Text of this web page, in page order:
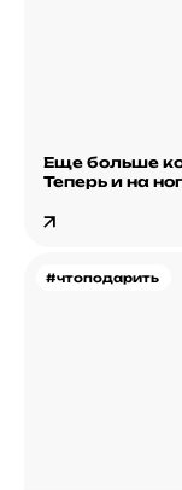
Еще больше
Теперь и на
#чтоподарить